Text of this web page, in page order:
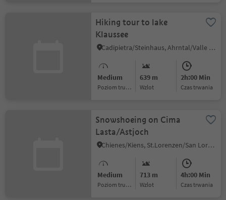
Hiking tour to lake
Klaussee
Cadipietra/Steinhaus, Ahrntal/Valle Aurina, Ahrntal/Valle Aurina
Medium
Poziom trudności
639 m
Wzlot
2h:00 Min
czas trwania
Snowshoeing on Cima
Lasta/Astjoch
Chienes/Kiens, St.Lorenzen/San Lorenzo di Sebato, Dolomites Region Kronplatz/Plan de Corones
Medium
Poziom trudności
713 m
Wzlot
4h:00 Min
czas trwania